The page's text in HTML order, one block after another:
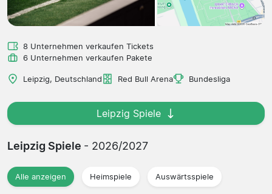
8 Unternehmen verkaufen Tickets
6 Unternehmen verkaufen Pakete
Leipzig, Deutschland Red Bull Arena Bundesliga
Leipzig Spiele
Leipzig Spiele - 2026/2027
Alle anzeigen Heimspiele Auswärtsspiele